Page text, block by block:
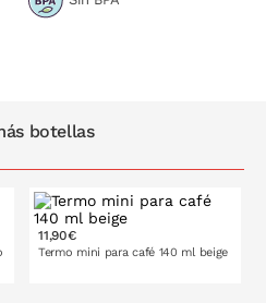
botellas
11,90€
Termo mini para café 140 ml beige